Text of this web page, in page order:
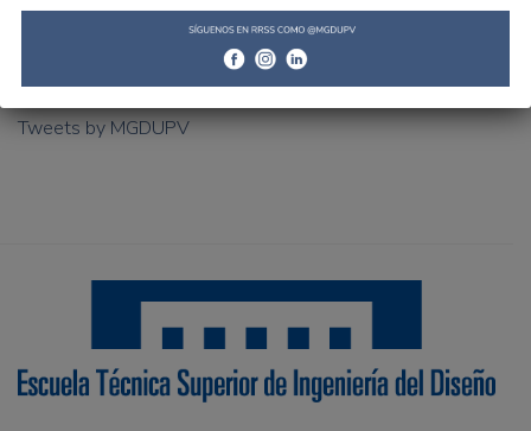
Tweets by MGDUPV